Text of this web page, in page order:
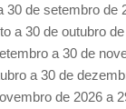
30 de setembro de
a 30 de outubro
a 30 de
a 30 de
de 2026 a